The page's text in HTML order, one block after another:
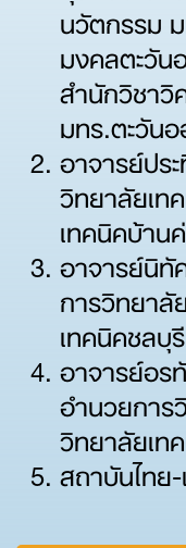
นวัตกรรม
มงคลตะวัน
สำนักวิชาวิ
มทร.ตะวัน
อาจารย์ปร
วิทยาลัยเท
เทคนิคบ้าน
อาจารย์นิทั
การวิทยาลั
เทคนิคชลบุรี
อาจารย์อร
อำนวยการ
วิทยาลัยเ
สถาบันไทย